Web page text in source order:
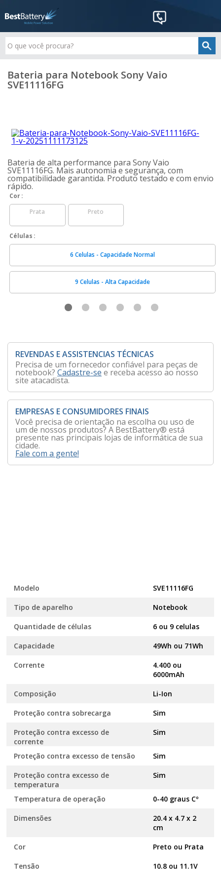
Bateria para Notebook Sony Vaio
SVE11116FG
Bateria de alta performance para Sony Vaio
SVE11116FG. Mais autonomia e segurança, com
compatibilidade garantida. Produto testado e com envio
rápido.
Cor
Prata
Preto
Células
6 Celulas - Capacidade Normal
9 Celulas - Alta Capacidade
REVENDAS E ASSISTENCIAS TÉCNICAS
Precisa de um fornecedor confiável para peças de
notebook? Cadastre-se e receba acesso ao nosso
site atacadista.
EMPRESAS E CONSUMIDORES FINAIS
Você precisa de orientação na escolha ou uso de
um de nossos produtos? A BestBattery® está
presente nas principais lojas de informática de sua
cidade.
Fale com a gente!
Modelo SVE11116FG
Tipo de aparelho Notebook
Quantidade de células 6 ou 9 celulas
Capacidade 49Wh ou 71Wh
Corrente
4.400 ou
6000mAh
Composição Li-Ion
Proteção contra sobrecarga Sim
Proteção contra excesso de
corrente
Sim
Proteção contra excesso de tensão Sim
Proteção contra excesso de
temperatura
Sim
Temperatura de operação 0-40 graus Cº
Dimensões
20.4 x 4.7 x 2
cm
Cor Preto ou Prata
Tensão 10.8 ou 11.1V